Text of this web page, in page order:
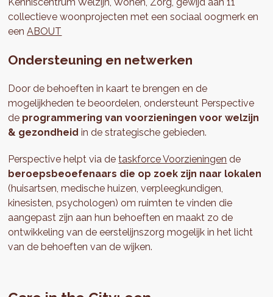
Kenniscentrum Welzijn, Wonen, Zorg, gewijd aan 11
collectieve woonprojecten met een sociaal oogmerk en
eenABOUT
Ondersteuning en netwerken
Door de behoeften in kaart te brengen en de
mogelijkheden te beoordelen, ondersteunt Perspective
de programmering van voorzieningen voor welzijn
& gezondheid in de strategische gebieden.
Perspective helpt via detaskforce Voorzieningen de
beroepsbeoefenaars die op zoek zijn naar lokalen
(huisartsen, medische huizen, verpleegkundigen,
kinesisten, psychologen) om ruimten te vinden die
aangepast zijn aan hun behoeften en maakt zo de
ontwikkeling van de eerstelijnszorg mogelijk in het licht
van de behoeften van de wijken.